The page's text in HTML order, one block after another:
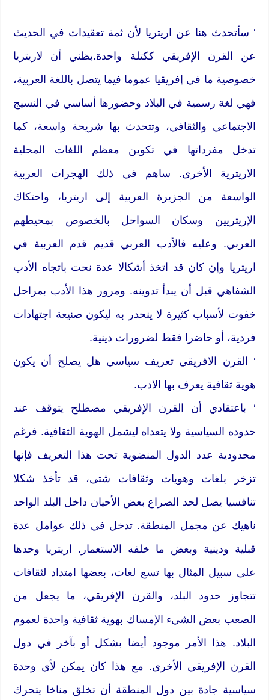
‘ سأتحدث هنا عن اريتريا لأن ثمة تعقيدات في الحديث
عن القرن الإفريقي ككتلة واحدة.بظني أن لاريتريا
خصوصية ما في إفريقيا عموما فيما يتصل باللغة العربية،
فهي لغة رسمية في البلاد وحضورها أساسي في النسيج
الاجتماعي والثقافي، وتتحدث بها شريحة واسعة، كما
تدخل مفرداتها في تكوين معظم اللغات المحلية
الاريترية الأخرى. ساهم في ذلك الهجرات العربية
الواسعة من الجزيرة العربية إلى اريتريا، واحتكاك
الإريتريين وسكان السواحل بالخصوص بمحيطهم
العربي. وعليه فالأدب العربي قديم قدم العربية في
اريتريا وإن كان قد اتخذ أشكالا عدة نحت باتجاه الأدب
الشفاهي قبل أن يبدأ تدوينه. ومرور هذا الأدب بمراحل
خفوت لأسباب كثيرة لا ينحدر به ليكون صنيعة اجتهادات
فردية، أو حاضرا فقط لضرورات دينية.
‘ القرن الافريقي تعريف سياسي هل يصلح أن يكون
هوية ثقافية يعرف بها الادب.
‘ باعتقادي أن القرن الإفريقي مصطلح يتوقف عند
حدوده السياسية ولا يتعداه ليشمل الهوية الثقافية. فرغم
محدودية عدد الدول المنضوية تحت هذا التعريف فإنها
تزخر بلغات وهويات وثقافات شتى، قد تأخذ شكلا
تنافسيا يصل لحد الصراع بعض الأحيان داخل البلد الواحد
ناهيك عن مجمل المنطقة. تدخل في ذلك عوامل عدة
قبلية ودينية وبعض ما خلفه الاستعمار. اريتريا وحدها
على سبيل المثال بها تسع لغات، بعضها امتداد لثقافات
تتجاوز حدود البلد، والقرن الإفريقي، ما يجعل من
الصعب بعض الشيء الإمساك بهوية ثقافية واحدة لعموم
البلاد. هذا الأمر موجود أيضا بشكل أو بآخر في دول
القرن الإفريقي الأخرى. مع هذا كان يمكن لأي وحدة
سياسية جادة بين دول المنطقة أن تخلق مناخا يتحرك